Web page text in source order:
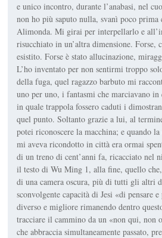
e unico incontro, durante l’anabasi, nel
non ho più saputo nulla, svanì poco prima
Alimonda. Mi girai per interpellarlo e
risucchiato in un’altra dimensione. Forse,
esistito. Forse è stato allucinazione,
L’ho inventato per non sentirmi troppo
della fuga, quel ragazzo barbuto mi
uno per uno, i fantasmi che marciavano
in quale trappola fossero caduti i
quel punto. Soltanto grazie a lui, al
potei riconoscere la macchina; e quando
mi aveva ricondotto in città era ormai
di un treno di cent’anni fa, ricacciato nel
il testo di Wu Ming 1, alla fine, quello
di una camera oscura, più di tutti gli altri
sconvolgente capacità di Jesi «di pensare
diverso e migliore rimanendo dentro
tracciare il cammino da un «non qui, non
che abbraccia simultaneamente passato,